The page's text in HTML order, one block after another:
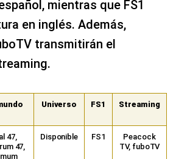
mientras que FS1
en inglés. Además,
transmitirán el
Universo FS1 Streaming
47,
47,
Disponible FS1
Peacock
TV, fuboTV